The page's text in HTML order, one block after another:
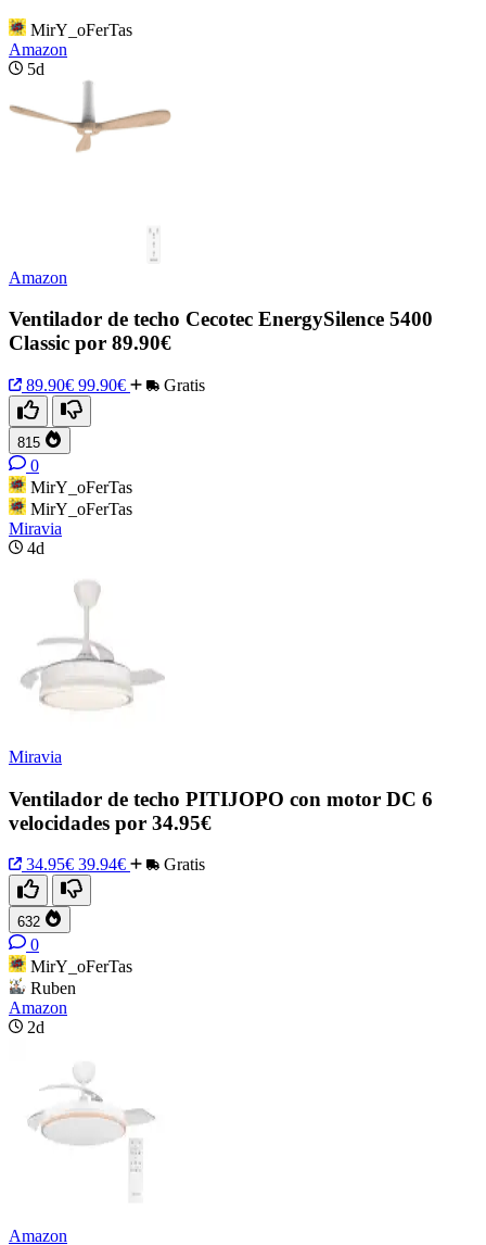
MirY_oFerTas
Amazon
5d
Amazon
Ventilador de techo Cecotec EnergySilence 5400
Classic por 89.90€
89.90€ 99.90€ Gratis
815
0
MirY_oFerTas
MirY_oFerTas
Miravia
4d
Miravia
Ventilador de techo PITIJOPO con motor DC 6
velocidades por 34.95€
34.95€ 39.94€ Gratis
632
0
MirY_oFerTas
Ruben
Amazon
2d
Amazon